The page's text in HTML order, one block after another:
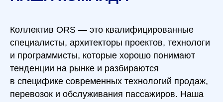
Коллектив ORS — это квалифицированные
специалисты, архитекторы проектов, технологи
и программисты, которые хорошо понимают
тенденции на рынке и разбираются
в специфике современных технологий продаж,
перевозок и обслуживания пассажиров. Наша